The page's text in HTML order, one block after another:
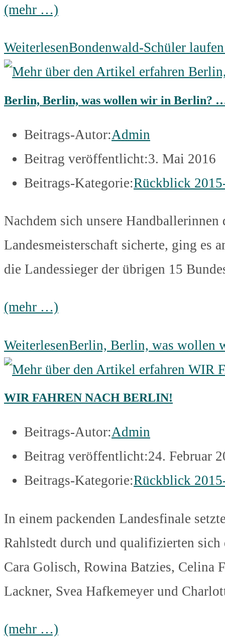
(mehr …)
WeiterlesenBondenwald-Schüler
Berlin, Berlin, was wollen wir in Berlin?
Beitrags-Autor:Admin
Beitrag veröffentlicht:3. Mai 2016
Beitrags-Kategorie:Rückblick
Nachdem sich unsere
Landesmeisterschaft sicherte, ging es
die Landessieger der übrigen 15
(mehr …)
WeiterlesenBerlin, Berlin, was
WIR FAHREN NACH BERLIN!
Beitrags-Autor:Admin
Beitrag veröffentlicht:24. Februar
Beitrags-Kategorie:Rückblick
In einem packenden Landesfinale
Rahlstedt durch und qualifizierten
Cara Golisch, Rowina Batzies, Celina
Lackner, Svea Hafkemeyer und
(mehr …)